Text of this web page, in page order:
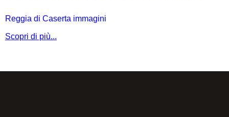
Reggia di Caserta immagini
Scopri di più...